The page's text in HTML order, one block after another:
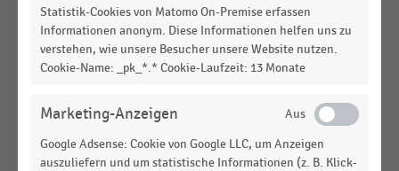
INTERNATIONALER HANDEL|STATISTIK
Ranking der größten Händler für Hobby- und
Freizeitbedarf in den USA nach Filialumsatz (2014-
2015)
Ranking der größten Händler für Hobby- und
Freizeitbedarf in den USA nach Anzahl der
Verkaufsstellen (2014-2015)
Statistik-Cookies von Matomo On-Premise erfassen
Informationen anonym. Diese Informationen helfen uns zu
verstehen, wie unsere Besucher unsere Website nutzen.
Cookie-Name: _pk_*.* Cookie-Laufzeit: 13 Monate
Marketing-Anzeigen
Google Adsense: Cookie von Google LLC, um Anzeigen
auszuliefern und um statistische Informationen (z. B. Klick-